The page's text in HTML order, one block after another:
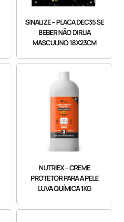
SINALIZE – PLACA DEC35 SE
BEBER NÃO DIRIJA
MASCULINO 18X23CM
NUTRIEX – CREME
PROTETOR PARA A PELE
LUVA QUÍMICA 1KG